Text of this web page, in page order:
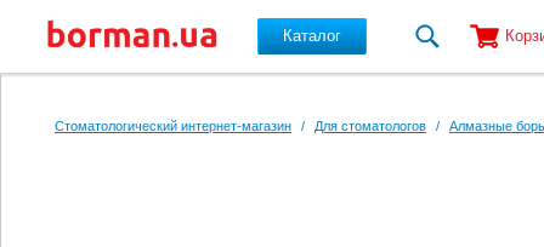
Каталог
Стоматологический интернет-магазин / Для стоматологов / Алмазные